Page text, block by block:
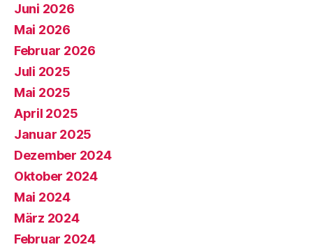
Juni 2026
Mai 2026
Februar 2026
Juli 2025
Mai 2025
April 2025
Januar 2025
Dezember 2024
Oktober 2024
Mai 2024
März 2024
Februar 2024